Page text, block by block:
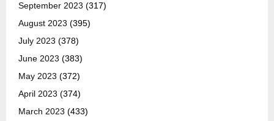
September 2023 (317)
August 2023 (395)
July 2023 (378)
June 2023 (383)
May 2023 (372)
April 2023 (374)
March 2023 (433)